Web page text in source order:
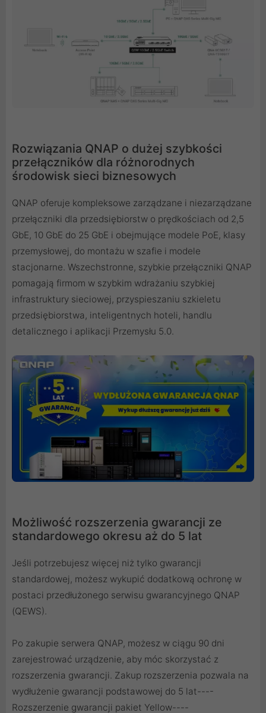
Rozwiązania QNAP o dużej szybkości
przełączników dla różnorodnych
środowisk sieci biznesowych
QNAP oferuje kompleksowe zarządzane i niezarządzane
przełączniki dla przedsiębiorstw o ​​prędkościach od 2,5
GbE, 10 GbE do 25 GbE i obejmujące modele PoE, klasy
przemysłowej, do montażu w szafie i modele
stacjonarne. Wszechstronne, szybkie przełączniki QNAP
pomagają firmom w szybkim wdrażaniu szybkiej
infrastruktury sieciowej, przyspieszaniu szkieletu
przedsiębiorstwa, inteligentnych hoteli, handlu
detalicznego i aplikacji Przemysłu 5.0.
Możliwość rozszerzenia gwarancji ze
standardowego okresu aż do 5 lat
Jeśli potrzebujesz więcej niż tylko gwarancji
standardowej, możesz wykupić dodatkową ochronę w
postaci przedłużonego serwisu gwarancyjnego QNAP
(QEWS).
Po zakupie serwera QNAP, możesz w ciągu 90 dni
zarejestrować urządzenie, aby móc skorzystać z
rozszerzenia gwarancji. Zakup rozszerzenia pozwala na
wydłużenie gwarancji podstawowej do 5 lat----
Rozszerzenie gwarancji pakiet Yellow----